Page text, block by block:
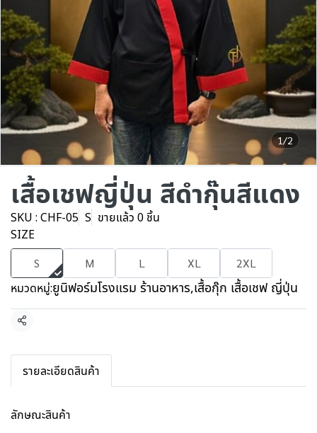
1/2
เสื้อเชฟญี่ปุ่น สีดำกุ๊นสีแดง
SKU : CHF-05 S ขายแล้ว 0 ชิ้น
SIZE
S M L XL 2XL
หมวดหมู่:ยูนิฟอร์มโรงแรม ร้านอาหาร,เสื้อกุ๊ก เสื้อเชฟ ญี่ปุ่น
แชร์
รายละเอียดสินค้า
ลักษณะสินค้า